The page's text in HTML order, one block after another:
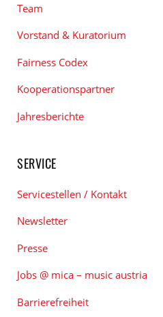
Team
Vorstand & Kuratorium
Fairness Codex
Kooperationspartner
Jahresberichte
SERVICE
Servicestellen / Kontakt
Newsletter
Presse
Jobs @ mica – music austria
Barrierefreiheit